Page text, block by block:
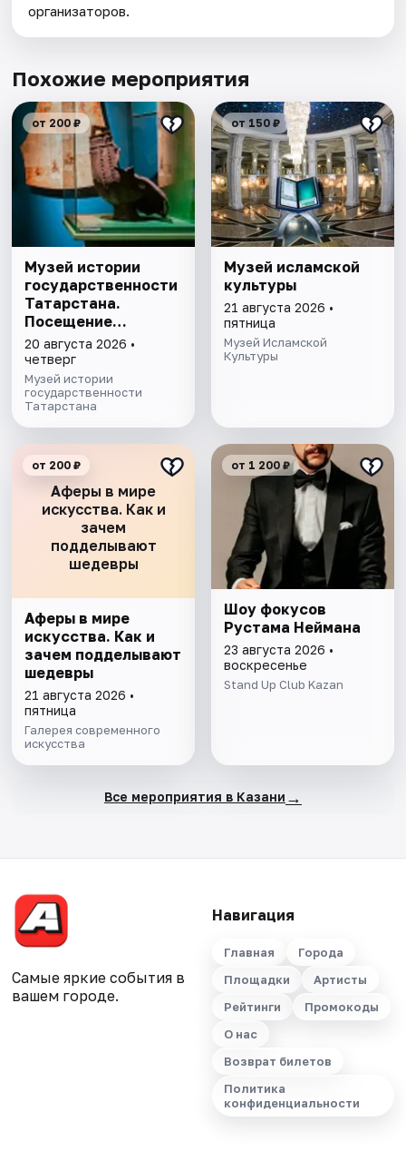
организаторов.
Похожие мероприятия
от 200 ₽
Музей истории
государственности
Татарстана.
Посещение
выставочного зала
и экспозиции
20 августа 2026 •
четверг
Музей истории
государственности
Татарстана
от 150 ₽
Музей исламской
культуры
21 августа 2026 •
пятница
Музей Исламской
Культуры
Аферы в мире
искусства. Как и
зачем
подделывают
шедевры
от 200 ₽
Аферы в мире
искусства. Как и
зачем подделывают
шедевры
21 августа 2026 •
пятница
Галерея современного
искусства
от 1 200 ₽
Шоу фокусов
Рустама Неймана
23 августа 2026 •
воскресенье
Stand Up Club Kazan
Все мероприятия в Казани →
Самые яркие события в
вашем городе.
Навигация
Главная
Города
Площадки
Артисты
Рейтинги
Промокоды
О нас
Возврат билетов
Политика
конфиденциальности